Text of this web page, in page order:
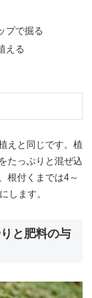
プで掘る
える
えと同じです。植
たっぷりと混ぜ込
根付くまでは4～
します。
と肥料の与